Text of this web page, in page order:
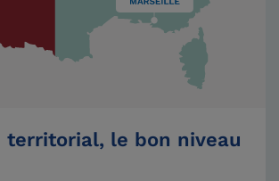
territorial, le bon niveau